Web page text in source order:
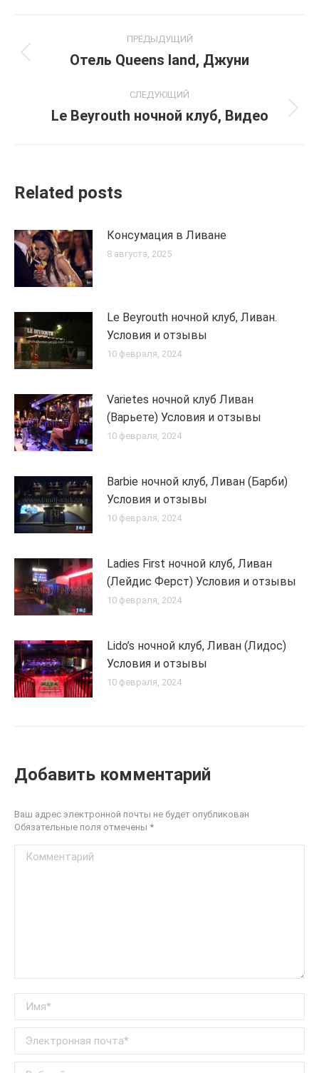
navigation
ПРЕДЫДУЩИЙ
Previous
Отель Queens land, Джуни
СЛЕДУЮЩИЙ
Next
Le Beyrouth ночной клуб, Видео
Related posts
Консумация в Ливане
8 августа, 2025
Le Beyrouth ночной клуб, Ливан.
Условия и отзывы
10 февраля, 2024
Varietes ночной клуб Ливан
(Варьете) Условия и отзывы
10 февраля, 2024
Barbie ночной клуб, Ливан (Барби)
Условия и отзывы
10 февраля, 2024
Ladies First ночной клуб, Ливан
(Лейдис Ферст) Условия и отзывы
10 февраля, 2024
Lido’s ночной клуб, Ливан (Лидос)
Условия и отзывы
10 февраля, 2024
Добавить комментарий
Ваш адрес электронной почты не будет опубликован
Обязательные поля отмечены *
Комментарий
Имя*
Электронная почта *